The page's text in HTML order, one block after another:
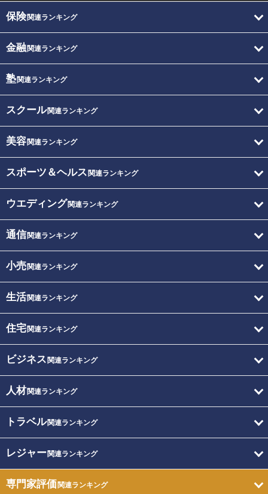
保険関連ランキング
金融関連ランキング
塾関連ランキング
スクール関連ランキング
美容関連ランキング
スポーツ＆ヘルス 関連ランキング
ウエディング関連ランキング
通信関連ランキング
小売関連ランキング
生活関連ランキング
住宅関連ランキング
ビジネス 関連ランキング
人材関連ランキング
トラベル関連ランキング
レジャー関連ランキング
専門家評価関連ランキング